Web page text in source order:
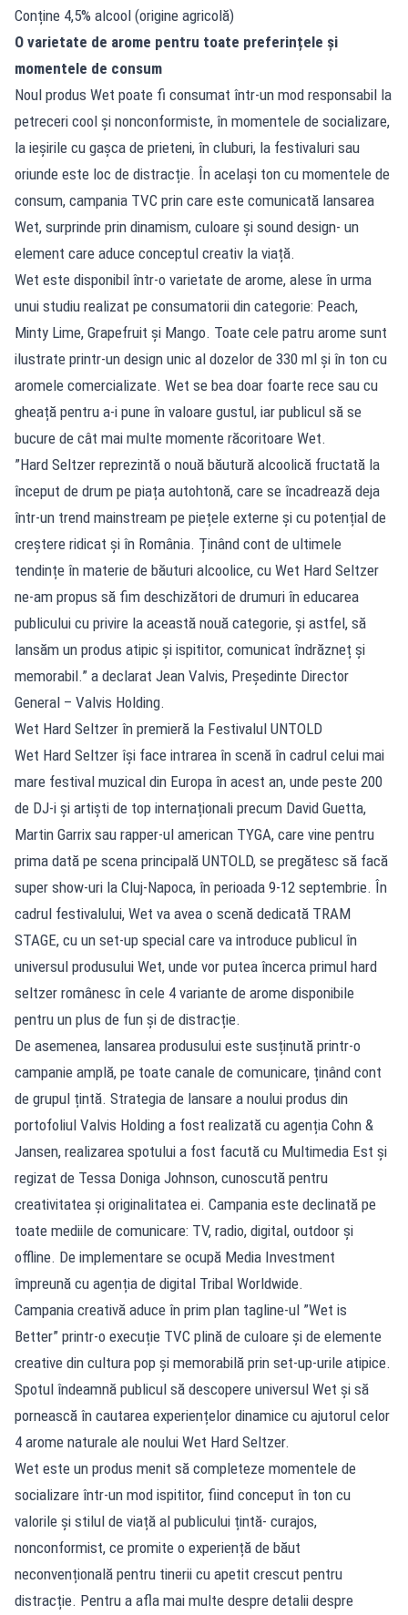
Conține 4,5% alcool (origine agricolă)
O varietate de arome pentru toate preferințele și
momentele de consum
Noul produs Wet poate fi consumat într-un mod responsabil la
petreceri cool și nonconformiste, în momentele de socializare,
la ieșirile cu gașca de prieteni, în cluburi, la festivaluri sau
oriunde este loc de distracție. În același ton cu momentele de
consum, campania TVC prin care este comunicată lansarea
Wet, surprinde prin dinamism, culoare și sound design- un
element care aduce conceptul creativ la viață.
Wet este disponibil într-o varietate de arome, alese în urma
unui studiu realizat pe consumatorii din categorie: Peach,
Minty Lime, Grapefruit și Mango. Toate cele patru arome sunt
ilustrate printr-un design unic al dozelor de 330 ml și în ton cu
aromele comercializate. Wet se bea doar foarte rece sau cu
gheață pentru a-i pune în valoare gustul, iar publicul să se
bucure de cât mai multe momente răcoritoare Wet.
”Hard Seltzer reprezintă o nouă băutură alcoolică fructată la
început de drum pe piața autohtonă, care se încadrează deja
într-un trend mainstream pe piețele externe și cu potențial de
creștere ridicat și în România. Ținând cont de ultimele
tendințe în materie de băuturi alcoolice, cu Wet Hard Seltzer
ne-am propus să fim deschizători de drumuri în educarea
publicului cu privire la această nouă categorie, și astfel, să
lansăm un produs atipic și ispititor, comunicat îndrăzneț și
memorabil.” a declarat Jean Valvis, Președinte Director
General – Valvis Holding.
Wet Hard Seltzer în premieră la Festivalul UNTOLD
Wet Hard Seltzer își face intrarea în scenă în cadrul celui mai
mare festival muzical din Europa în acest an, unde peste 200
de DJ-i și artiști de top internaționali precum David Guetta,
Martin Garrix sau rapper-ul american TYGA, care vine pentru
prima dată pe scena principală UNTOLD, se pregătesc să facă
super show-uri la Cluj-Napoca, în perioada 9-12 septembrie. În
cadrul festivalului, Wet va avea o scenă dedicată TRAM
STAGE, cu un set-up special care va introduce publicul în
universul produsului Wet, unde vor putea încerca primul hard
seltzer românesc în cele 4 variante de arome disponibile
pentru un plus de fun și de distracție.
De asemenea, lansarea produsului este susținută printr-o
campanie amplă, pe toate canale de comunicare, ținând cont
de grupul țintă. Strategia de lansare a noului produs din
portofoliul Valvis Holding a fost realizată cu agenția Cohn &
Jansen, realizarea spotului a fost facută cu Multimedia Est și
regizat de Tessa Doniga Johnson, cunoscută pentru
creativitatea și originalitatea ei. Campania este declinată pe
toate mediile de comunicare: TV, radio, digital, outdoor și
offline. De implementare se ocupă Media Investment
împreună cu agenția de digital Tribal Worldwide.
Campania creativă aduce în prim plan tagline-ul ”Wet is
Better” printr-o execuție TVC plină de culoare și de elemente
creative din cultura pop și memorabilă prin set-up-urile atipice.
Spotul îndeamnă publicul să descopere universul Wet și să
pornească în cautarea experiențelor dinamice cu ajutorul celor
4 arome naturale ale noului Wet Hard Seltzer.
Wet este un produs menit să completeze momentele de
socializare într-un mod ispititor, fiind conceput în ton cu
valorile și stilul de viață al publicului țintă- curajos,
nonconformist, ce promite o experiență de băut
neconvențională pentru tinerii cu apetit crescut pentru
distracție. Pentru a afla mai multe despre detalii despre